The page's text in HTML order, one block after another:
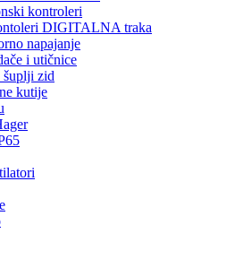
kontroleri
DIGITALNA traka
napajanje
i utičnice
zid
kutije